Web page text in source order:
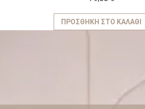
ΠΡΟΣΘΉΚΗ ΣΤΟ ΚΑΛΆΘΙ